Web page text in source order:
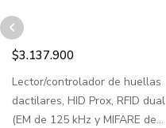
$3.137.900
Lector/controlador de huellas
dactilares, HID Prox, RFID dual
(EM de 125 kHz y MIFARE de...